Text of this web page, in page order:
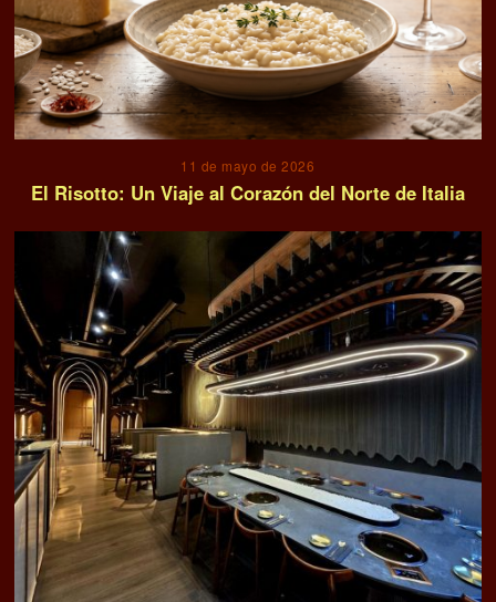
11 de mayo de 2026
El Risotto: Un Viaje al Corazón del Norte de Italia